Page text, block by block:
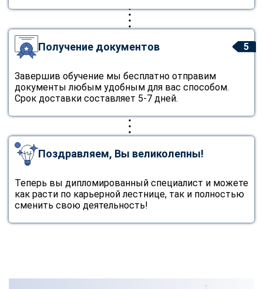
5
Получение документов
Завершив обучение мы бесплатно отправим
документы любым удобным для вас способом.
Срок доставки составляет 5-7 дней.
Поздравляем, Вы великолепны!
Теперь вы дипломированный специалист и можете
как расти по карьерной лестнице, так и полностью
сменить свою деятельность!